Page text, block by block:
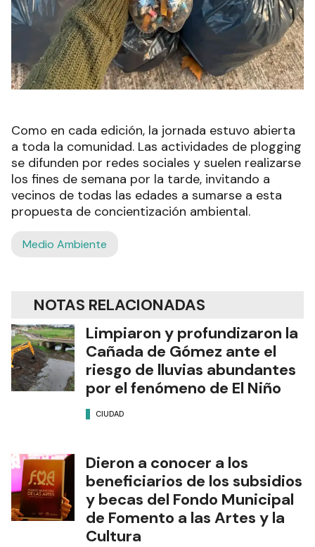
Como en cada edición, la jornada estuvo abierta
a toda la comunidad. Las actividades de plogging
se difunden por redes sociales y suelen realizarse
los fines de semana por la tarde, invitando a
vecinos de todas las edades a sumarse a esta
propuesta de concientización ambiental.
Medio Ambiente
NOTAS RELACIONADAS
Limpiaron y profundizaron la
Cañada de Gómez ante el
riesgo de lluvias abundantes
por el fenómeno de El Niño
CIUDAD
Dieron a conocer a los
beneficiarios de los subsidios
y becas del Fondo Municipal
de Fomento a las Artes y la
Cultura